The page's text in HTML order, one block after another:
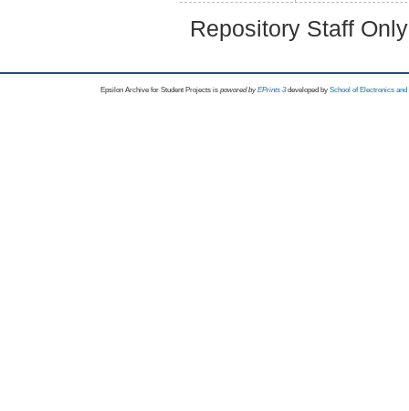
Repository Staff
Epsilon Archive for Student Projects is powored byEPrints 3 developed by School of Electronics